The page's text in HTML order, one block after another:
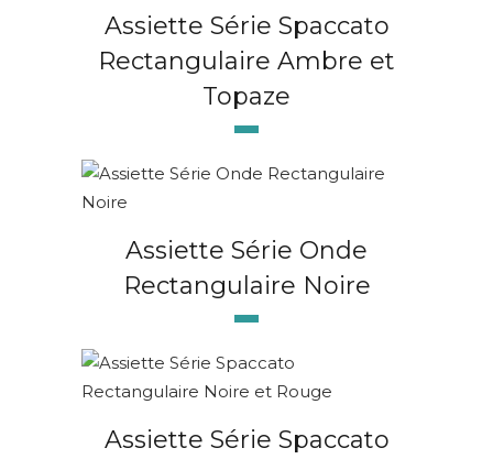
Assiette Série Spaccato
Rectangulaire Ambre et
Topaze
Assiette Série Onde
Rectangulaire Noire
Assiette Série Spaccato